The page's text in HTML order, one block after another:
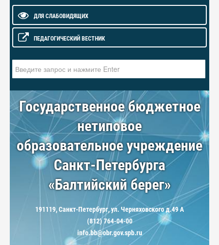
ДЛЯ СЛАБОВИДЯЩИХ
ПЕДАГОГИЧЕСКИЙ ВЕСТНИК
Государственное бюджетное
нетиповое
образовательное учреждение
Санкт-Петербурга
«Балтийский берег»
191119, Санкт-Петербург, ул. Черняховского д.49 А
(812) 764-04-00
info.bb@obr.gov.spb.ru